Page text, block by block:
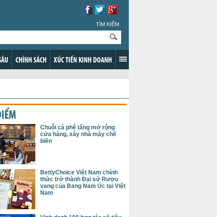
TÌM KIẾM
CHÍNH SÁCH XÚC TIẾN KINH DOANH
Chuỗi cà phê tăng mở rộng
cửa hàng, xây nhà máy chế
biến
BettyChoice Việt Nam chính
thức trở thành Đại sứ Rượu
vang của Bang Nam Úc tại Việt
Nam